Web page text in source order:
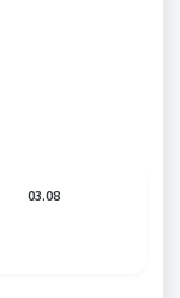
03.08